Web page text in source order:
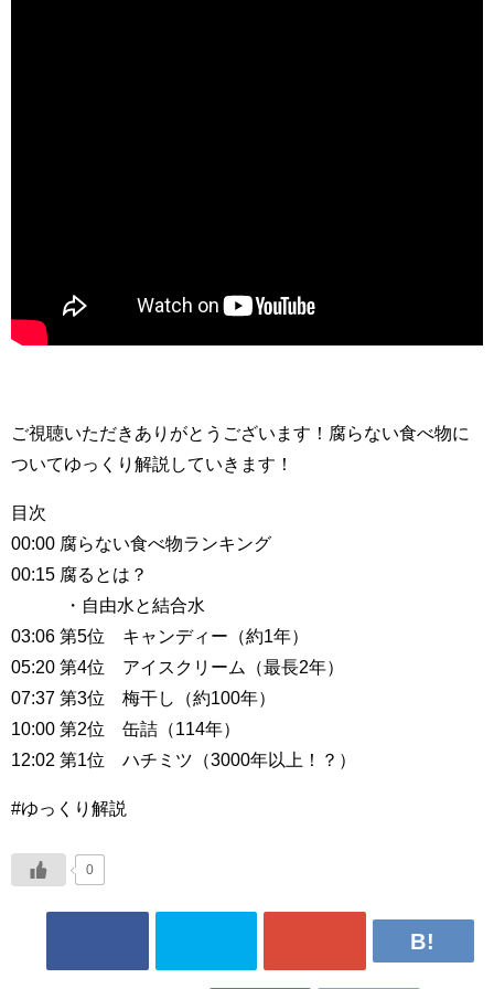
ご視聴いただきありがとうございます！腐らない食べ物に
ついてゆっくり解説していきます！
目次
00:00 腐らない食べ物ランキング
00:15 腐るとは？
・自由水と結合水
03:06 第5位 キャンディー（約1年）
05:20 第4位 アイスクリーム（最長2年）
07:37 第3位 梅干し（約100年）
10:00 第2位 缶詰（114年）
12:02 第1位 ハチミツ（3000年以上！？）
#ゆっくり解説
0